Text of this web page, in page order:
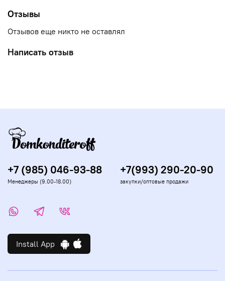
Отзывы
Отзывов еще никто не оставлял
Написать отзыв
Install App
+7 (985) 046-93-88
Менеджеры (9.00-18.00)
+7(993) 290-20-90
закупки/оптовые продажи